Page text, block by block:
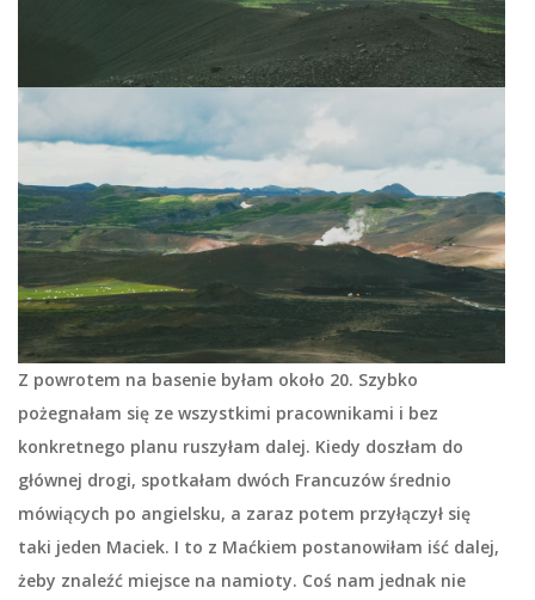
Z powrotem na basenie byłam około 20. Szybko
pożegnałam się ze wszystkimi pracownikami i bez
konkretnego planu ruszyłam dalej. Kiedy doszłam do
głównej drogi, spotkałam dwóch Francuzów średnio
mówiących po angielsku, a zaraz potem przyłączył się
taki jeden Maciek. I to z Maćkiem postanowiłam iść dalej,
żeby znaleźć miejsce na namioty. Coś nam jednak nie